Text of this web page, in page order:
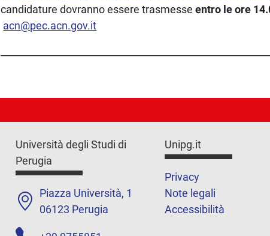
candidature dovranno essere trasmesseentro le ore
acn@pec.acn.gov.it
Università degli Studi di
Perugia
Piazza Università, 1
06123 Perugia
Unipg.it
Privacy
Note legali
Accessibilità